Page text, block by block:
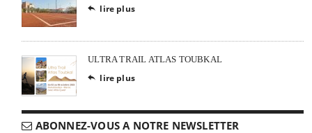
 lire plus
ULTRA TRAIL ATLAS TOUBKAL
 lire plus
ABONNEZ-VOUS A NOTRE NEWSLETTER